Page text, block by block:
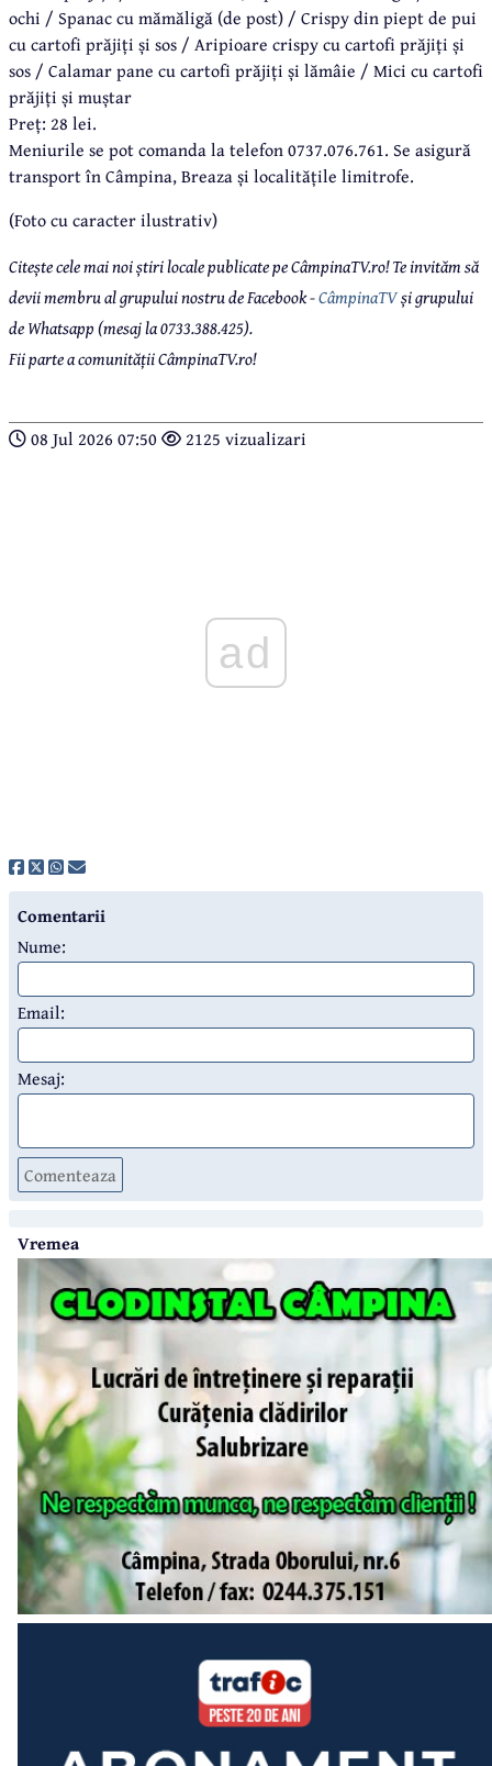
ochi / Spanac cu mămăligă (de post) / Crispy din piept de pui
cu cartofi prăjiți și sos / Aripioare crispy cu cartofi prăjiți și
sos / Calamar pane cu cartofi prăjiți și lămâie / Mici cu cartofi
prăjiți și muștar
Preț: 28 lei.
Meniurile se pot comanda la telefon 0737.076.761. Se asigură
transport în Câmpina, Breaza și localitățile limitrofe.
(Foto cu caracter ilustrativ)
Citește cele mai noi știri locale publicate pe CâmpinaTV.ro! Te invităm să
devii membru al grupului nostru de Facebook -CâmpinaTVși grupului
de Whatsapp (mesaj la 0733.388.425).
Fii parte a comunității CâmpinaTV.ro!
08 Jul 2026 07:50 2125 vizualizari
ad
Comentarii
Nume:
Email:
Mesaj:
Comenteaza
Vremea